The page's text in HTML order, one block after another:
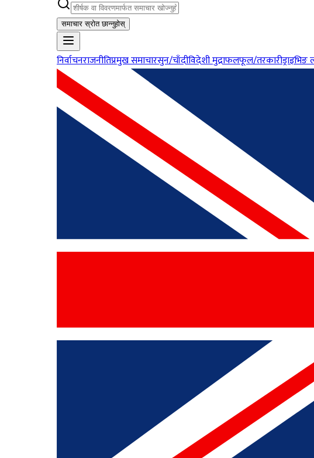
समाचार स्रोत छान्नुहोस्
निर्वाचनराजनीतिप्रमुख समाचारसुन/चाँदीविदेशी मुद्राफलफूल/तरकारी